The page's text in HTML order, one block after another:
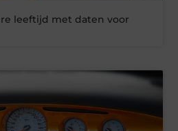
leeftijd met daten voor